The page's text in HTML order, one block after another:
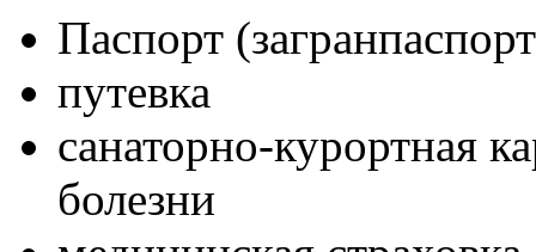
Паспорт
путевка
санаторно-курортная
болезни